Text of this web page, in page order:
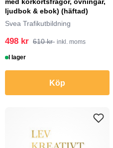
ljudbok & ebok) (häftad)
Svea Trafikutbildning
498 kr 610 kr inkl. moms
I lager
Köp